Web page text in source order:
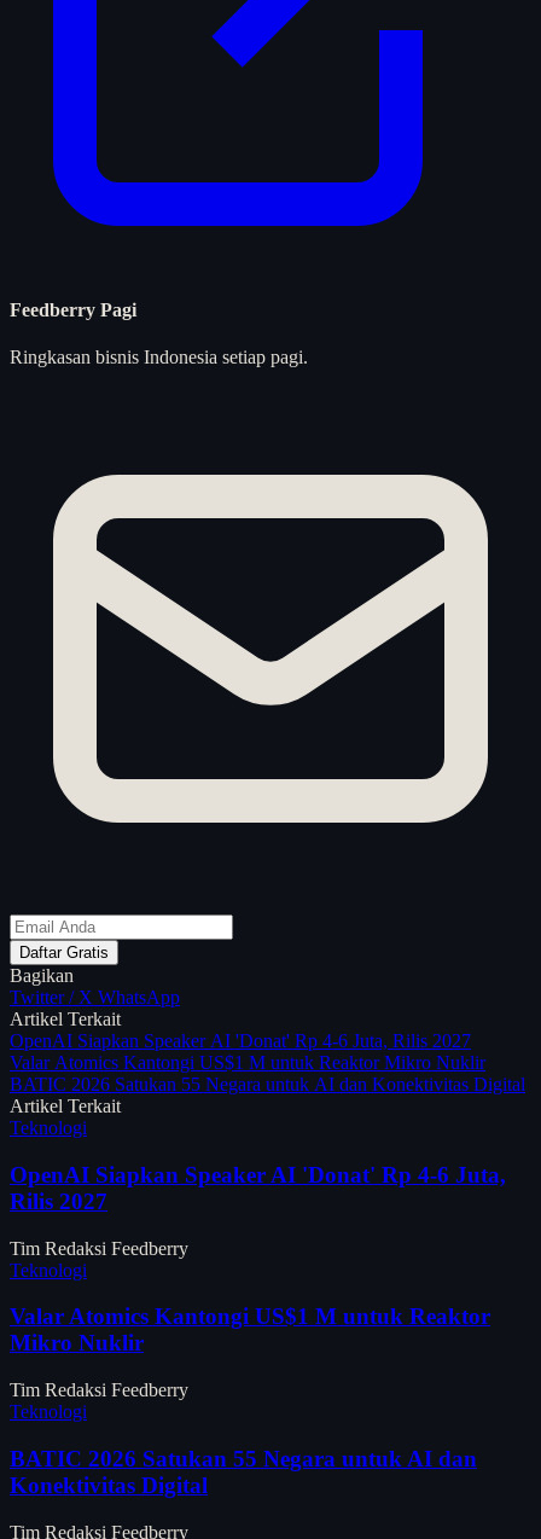
Feedberry Pagi
Ringkasan bisnis Indonesia setiap pagi.
Daftar Gratis
Bagikan
Twitter / X WhatsApp
Artikel Terkait
OpenAI Siapkan Speaker AI 'Donat' Rp 4-6 Juta, Rilis 2027
Valar Atomics Kantongi US$1 M untuk Reaktor Mikro Nuklir
BATIC 2026 Satukan 55 Negara untuk AI dan Konektivitas Digital
Artikel Terkait
Teknologi
OpenAI Siapkan Speaker AI 'Donat' Rp 4-6 Juta,
Rilis 2027
Tim Redaksi Feedberry
Teknologi
Valar Atomics Kantongi US$1 M untuk Reaktor
Mikro Nuklir
Tim Redaksi Feedberry
Teknologi
BATIC 2026 Satukan 55 Negara untuk AI dan
Konektivitas Digital
Tim Redaksi Feedberry